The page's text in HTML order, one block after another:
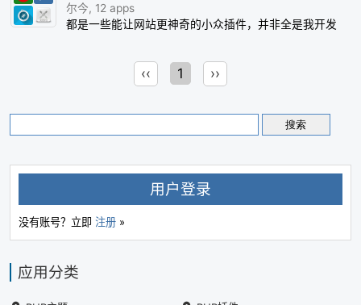
尔今, 12 apps
都是一些能让网站更神奇的小众插件，并非全是我开发
‹‹ 1 ››
用户登录
没有账号？立即 注册 »
应用分类